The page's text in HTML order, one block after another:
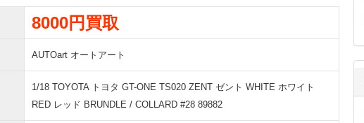
8000円買取
AUTOart オートアート
1/18 TOYOTA トヨタ GT-ONE TS020 ZENT ゼント WHITE ホワイト
RED レッド BRUNDLE / COLLARD #28 89882